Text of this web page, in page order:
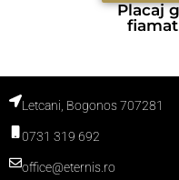
Placaj
Letcani, Bogonos 707281
0731 319 692
office@eternis.ro